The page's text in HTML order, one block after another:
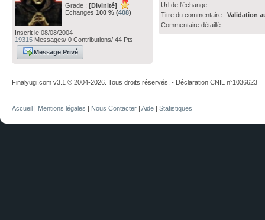
Grade : [Divinité]
Echanges 100 % (408)
Inscrit le 08/08/2004
19315 Messages/ 0 Contributions/ 44 Pts
Message Privé
Url de l'échange :
Titre du commentaire :Validation
Commentaire détaillé :
Finalyugi.com v3.1 © 2004-2026. Tous droits réservés. - Déclaration CNIL n°1036623
Accueil | Mentions légales | Nous Contacter | Aide | Statistiques